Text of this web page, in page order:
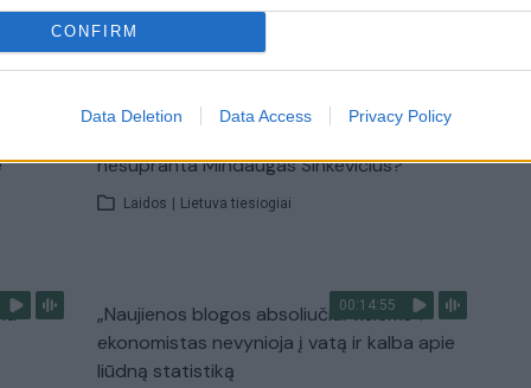
CONFIRM
Data Deletion Data Access Privacy Policy
00:41:28
nesupranta Mindaugas Sinkevičius?
Laidos | Lietuva tiesiogiai
00:14:55
„Naujienos blogos absoliučiai visiems“:
ekonomistas nevynioja į vatą ir kalba apie
liūdną statistiką